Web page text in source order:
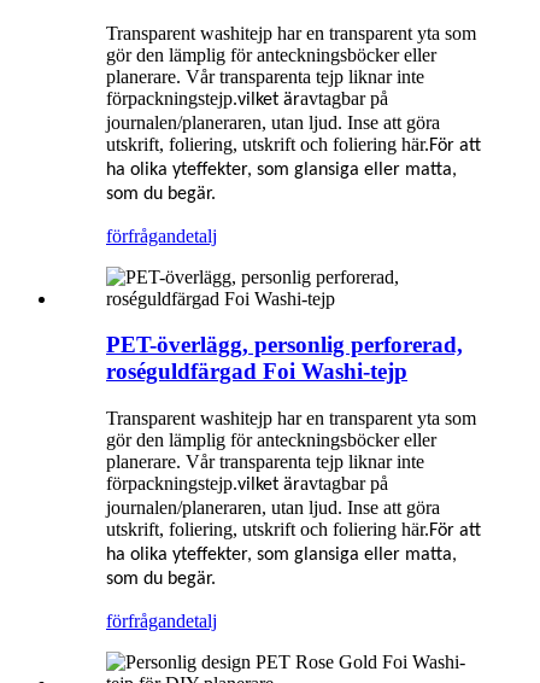
Transparent washitejp har en transparent yta som
gör den lämplig för anteckningsböcker eller
planerare. Vår transparenta tejp liknar inte
förpackningstejp.vilket äravtagbar på
journalen/planeraren, utan ljud. Inse att göra
utskrift, foliering, utskrift och foliering här.För att
ha olika yteffekter, som glansiga eller matta,
som du begär.
förfrågandetalj
PET-överlägg, personlig perforerad,
roséguldfärgad Foi Washi-tejp
Transparent washitejp har en transparent yta som
gör den lämplig för anteckningsböcker eller
planerare. Vår transparenta tejp liknar inte
förpackningstejp.vilket äravtagbar på
journalen/planeraren, utan ljud. Inse att göra
utskrift, foliering, utskrift och foliering här.För att
ha olika yteffekter, som glansiga eller matta,
som du begär.
förfrågandetalj